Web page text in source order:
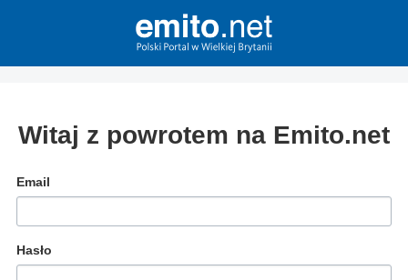
Witaj z powrotem na Emito.net
Email
Hasło